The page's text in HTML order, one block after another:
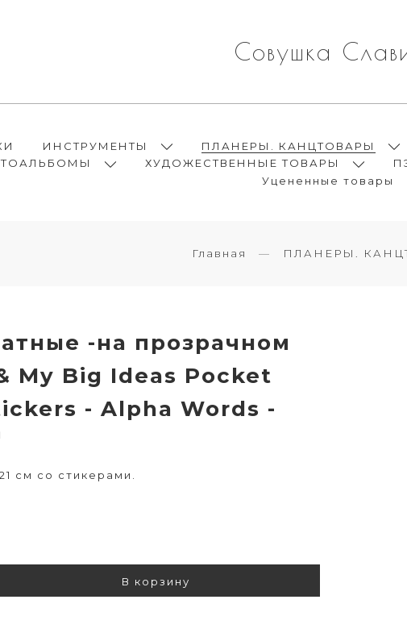
Совушка
ИНСТРУМЕНТЫ ПЛАНЕРЫ. КАНЦТОВАРЫ
ХУДОЖЕСТВЕННЫЕ ТОВАРЫ
Уцененные товары
Главная ПЛАНЕРЫ.
-на прозрачном
My Big Ideas Pocket
- Alpha Words -
см со стикерами.
В корзину